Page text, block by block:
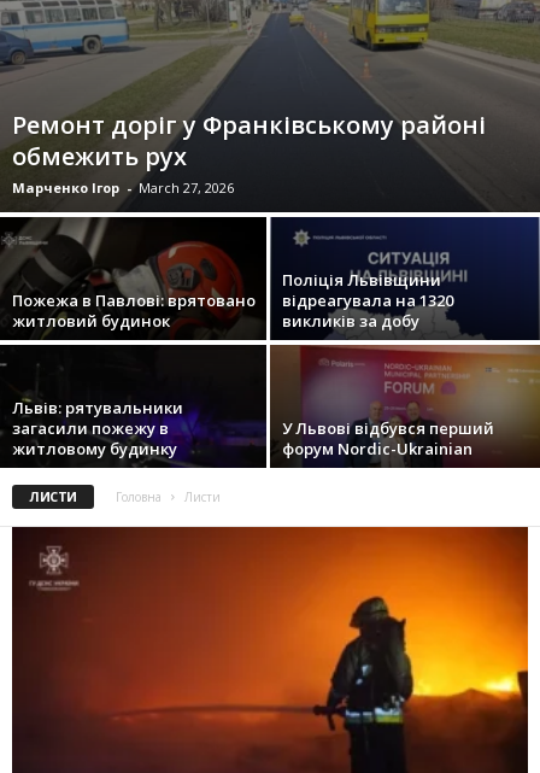
Ремонт доріг у Франківському районі
обмежить рух
Марченко Ігор - March 27, 2026
Пожежа в Павлові: врятовано
житловий будинок
Поліція Львівщини
відреагувала на 1320
викликів за добу
Львів: рятувальники
загасили пожежу в
житловому будинку
У Львові відбувся перший
форум Nordic-Ukrainian
ЛИСТИ Головна Листи